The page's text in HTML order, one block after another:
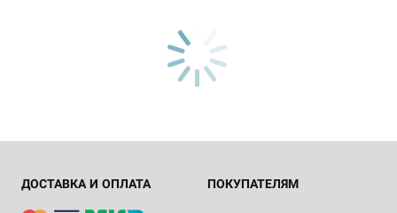
ДОСТАВКА И ОПЛАТА ПОКУПАТЕЛЯМ